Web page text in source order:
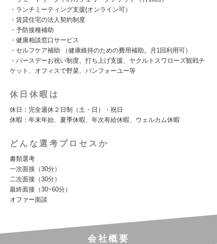
・ランチミーティング支援(オンライン可）
・賃貸住宅の法人契約制度
・予防接種補助
・健康相談窓口サービス
・セルフケア補助 （健康維持のための費用補助。月1回利用可）
・バースデーお祝い制度、打ち上げ支援、ヤクルトスワローズ観戦チ
ケット、オフィスで野菜、パンフォーユー等
休日休暇は
休日：完全週休２日制（土・日）・祝日
休暇：年末年始、夏季休暇、年次有給休暇、ウェルカム休暇
どんな選考プロセスか
書類選考
一次面接（30分）
二次面接（30分）
最終面接（30~60分）
オファー面談
会社概要